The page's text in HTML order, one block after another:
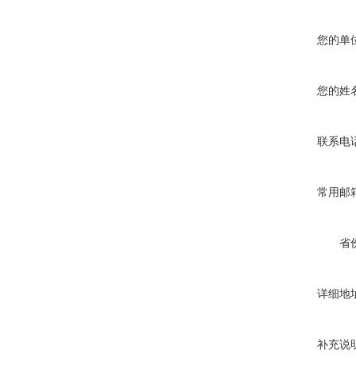
您的单
您的姓
联系电
常用邮
省
详细地
补充说